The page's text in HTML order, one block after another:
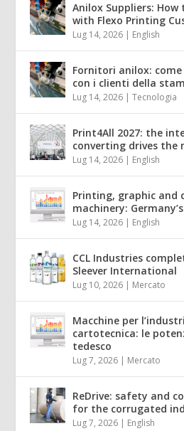
Anilox Suppliers:
with Flexo Printing
Lug 14, 2026 English
Fornitori anilox:
con i clienti della
Lug 14, 2026 |Tecnologia
Print4All 2027: the
converting drives the
Lug 14, 2026 English
Printing, graphic and
machinery:
Lug 14, 2026 English
CCL Industries
Sleever International
Lug 10, 2026 Mercato
Macchine per
cartotecnica: le
tedesco
Lug 7, 2026 Mercato
ReDrive: safety and
for the corrugated
Lug 7, 2026 English